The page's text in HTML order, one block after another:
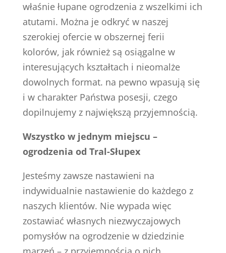
właśnie łupane ogrodzenia z wszelkimi ich
atutami. Można je odkryć w naszej
szerokiej ofercie w obszernej ferii
kolorów, jak również są osiągalne w
interesujących kształtach i nieomalże
dowolnych format. na pewno wpasują się
i w charakter Państwa posesji, czego
dopilnujemy z największą przyjemnością.
Wszystko w jednym miejscu –
ogrodzenia od Tral-Słupex
Jesteśmy zawsze nastawieni na
indywidualnie nastawienie do każdego z
naszych klientów. Nie wypada więc
zostawiać własnych niezwyczajowych
pomysłów na ogrodzenie w dziedzinie